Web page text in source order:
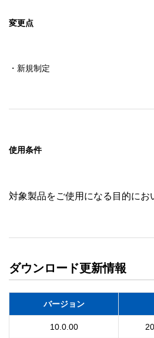
変更点
・新規制定
使用条件
対象製品をご使用になる目的に
ダウンロード更新情報
バージョン
10.0.00